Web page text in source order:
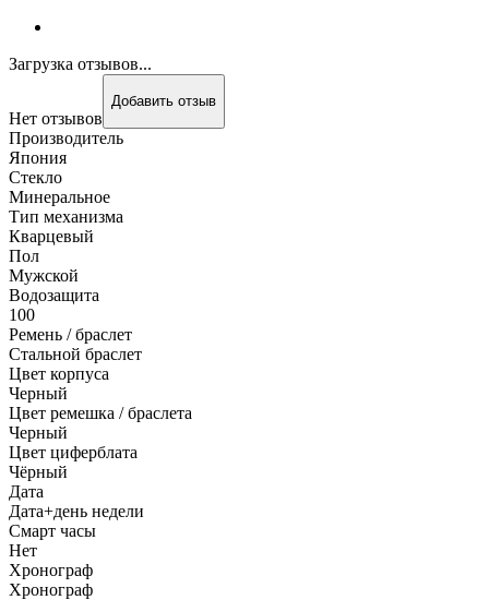
Загрузка отзывов...
Нет отзывов
Добавить отзыв
Производитель
Япония
Стекло
Минеральное
Тип механизма
Кварцевый
Пол
Мужской
Водозащита
100
Ремень / браслет
Стальной браслет
Цвет корпуса
Черный
Цвет ремешка / браслета
Черный
Цвет циферблата
Чёрный
Дата
Дата+день недели
Смарт часы
Нет
Хронограф
Хронограф